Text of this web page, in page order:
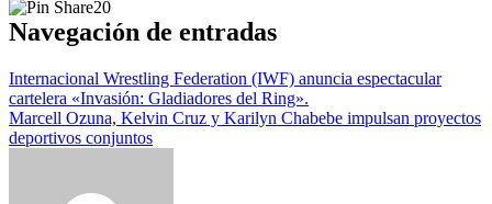
20
Navegación de entradas
Internacional Wrestling Federation (IWF) anuncia espectacular
cartelera «Invasión: Gladiadores del Ring».
Marcell Ozuna, Kelvin Cruz y Karilyn Chabebe impulsan proyectos
deportivos conjuntos